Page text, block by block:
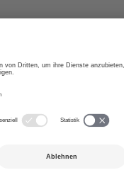
Song-Vorschlag
kann. Zudem
der Hymne
vorgegebenes